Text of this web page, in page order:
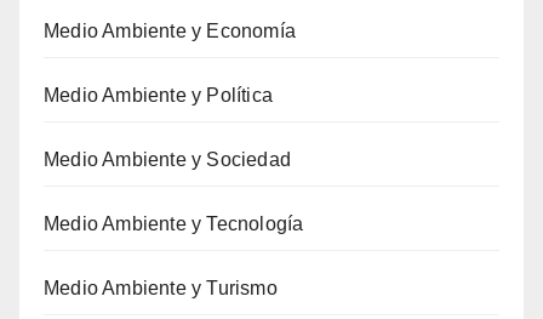
Medio Ambiente y Economía
Medio Ambiente y Política
Medio Ambiente y Sociedad
Medio Ambiente y Tecnología
Medio Ambiente y Turismo